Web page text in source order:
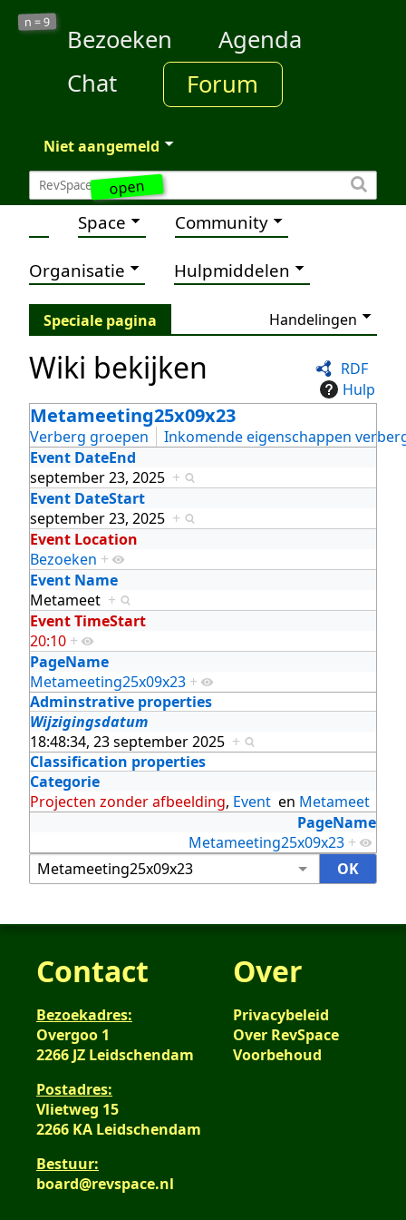
open
n =9
Bezoeken
Agenda
Chat
Forum
Niet aangemeld
Space Community
Organisatie Hulpmiddelen
Speciale pagina Handelingen
RDF
Hulp
Wiki bekijken
Metameeting25x09x23
Verberg groepen
Inkomende eigenschappen
Event DateEnd
september 23, 2025 +
Event DateStart
september 23, 2025 +
Event Location
Bezoeken +
Event Name
Metameet +
Event TimeStart
20:10 +
PageName
Metameeting25x09x23 +
Adminstrative properties
Wijzigingsdatum
18:48:34, 23 september 2025 +
Classification properties
Categorie
Projecten zonder afbeelding, Event en Metameet
PageName
Metameeting25x09x23 +
Contact
Bezoekadres:
Overgoo 1
2266 JZ Leidschendam
Postadres:
Vlietweg 15
2266 KA Leidschendam
Bestuur:
board@revspace.nl
Over
Privacybeleid
Over RevSpace
Voorbehoud